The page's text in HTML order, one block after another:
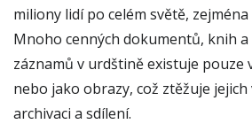
miliony lidí po celém světě,
Mnoho cenných dokumentů, knih
záznamů v urdštině existuje pouze
nebo jako obrazy, což ztěžuje jejich
archivaci a sdílení.